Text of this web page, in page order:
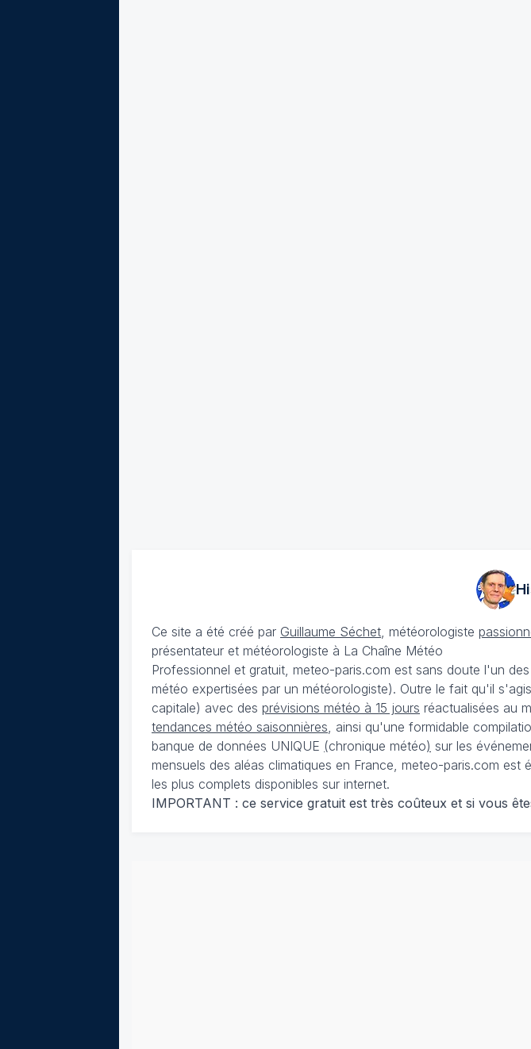
Ce site a été créé par Guillaume Séchet , météorologiste
présentateur et météorologiste à La Chaîne Météo
Professionnel et gratuit, meteo-paris.com est sans doute l'un
météo expertisées par un météorologiste). Outre le fait qu'il
capitale) avec des prévisions météo à 15 jours réactualisées au
tendances météo saisonnières , ainsi qu'une formidable
banque de données UNIQUE (chronique météo) sur les
mensuels des aléas climatiques en France, meteo-paris.com
les plus complets disponibles sur internet.
IMPORTANT : ce service gratuit est très coûteux et si vous